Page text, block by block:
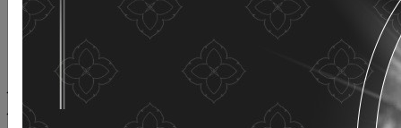
ความคมชัดสูง
ความคมชัดเชิงลบ
ความคมชัดปกติ
เปิดอ่านด้วยเสียง
ปิดอ่านด้วยเสียง
ผังเว็บไซต์